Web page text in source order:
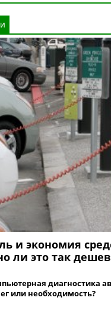
и экономия
ли это так
диагностика
или необходимость?